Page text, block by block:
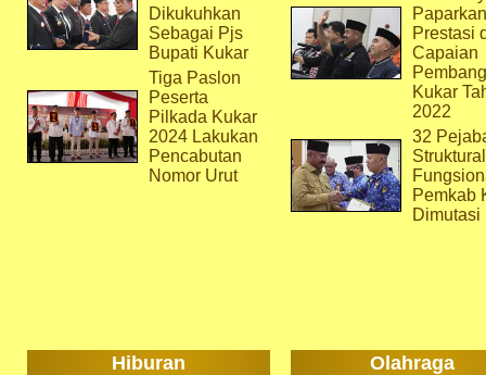
Dikukuhkan
Sebagai Pjs
Bupati Kukar
Tiga Paslon
Peserta
Pilkada Kukar
2024 Lakukan
Pencabutan
Nomor Urut
Paparkan
Prestasi
Capaian
Kukar
2022
32
Pemkab
Dimutasi
Hiburan Olahraga